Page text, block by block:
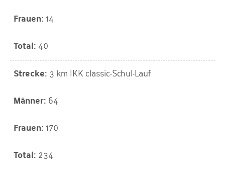
14
40
3 km IKK classic-Schul-Lauf
64
170
234